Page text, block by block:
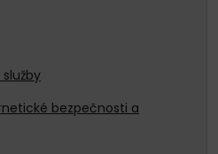
bezpečnosti a